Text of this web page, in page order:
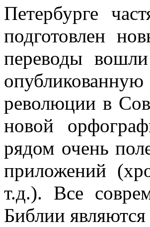
Петербурге
подготовлен
переводы
революции в
новой
рядом очень
приложений
т.д.). Все
Библии